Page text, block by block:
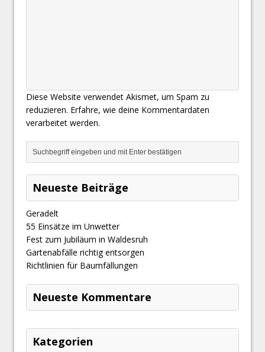
Diese Website verwendet Akismet, um Spam zu
reduzieren. Erfahre, wie deine Kommentardaten
verarbeitet werden.
Neueste Beiträge
Geradelt
​55 Einsätze im Unwetter
Fest zum Jubiläum in Waldesruh
Gartenabfälle richtig entsorgen
Richtlinien für Baumfällungen
Neueste Kommentare
Kategorien